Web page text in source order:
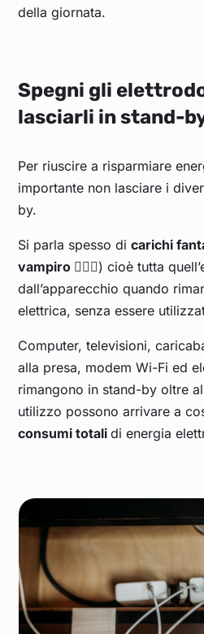
della giornata.
Spegni gli
lasciarli in stand-
Per riuscire a risparmiare
importante non lasciare i
by.
Si parla spesso dicarichi
vampiro 🧛🏻‍♂️) cioè tutta
dall’apparecchio quando
elettrica, senza essere
Computer, televisioni,
alla presa, modem Wi-Fi ed
rimangono in stand-by oltre
utilizzo possono arrivare a
consumi totalidi energia